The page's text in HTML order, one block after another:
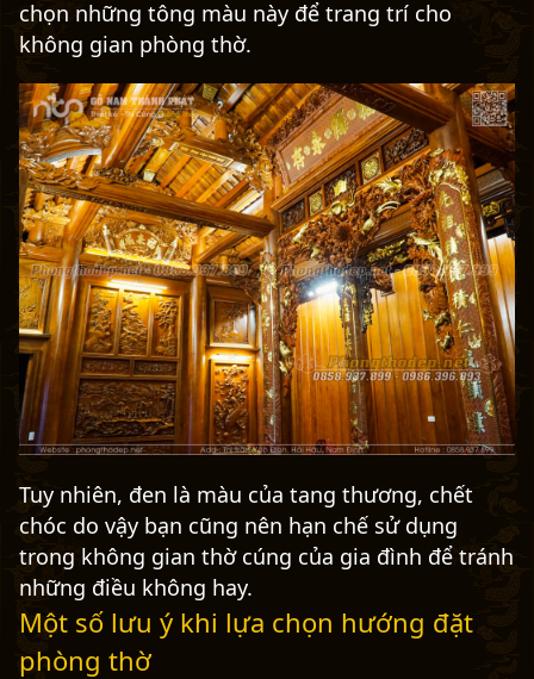
chọn những tông màu này để trang trí cho
không gian phòng thờ.
Tuy nhiên, đen là màu của tang thương, chết
chóc do vậy bạn cũng nên hạn chế sử dụng
trong không gian thờ cúng của gia đình để tránh
những điều không hay.
Một số lưu ý khi lựa chọn hướng đặt
phòng thờ